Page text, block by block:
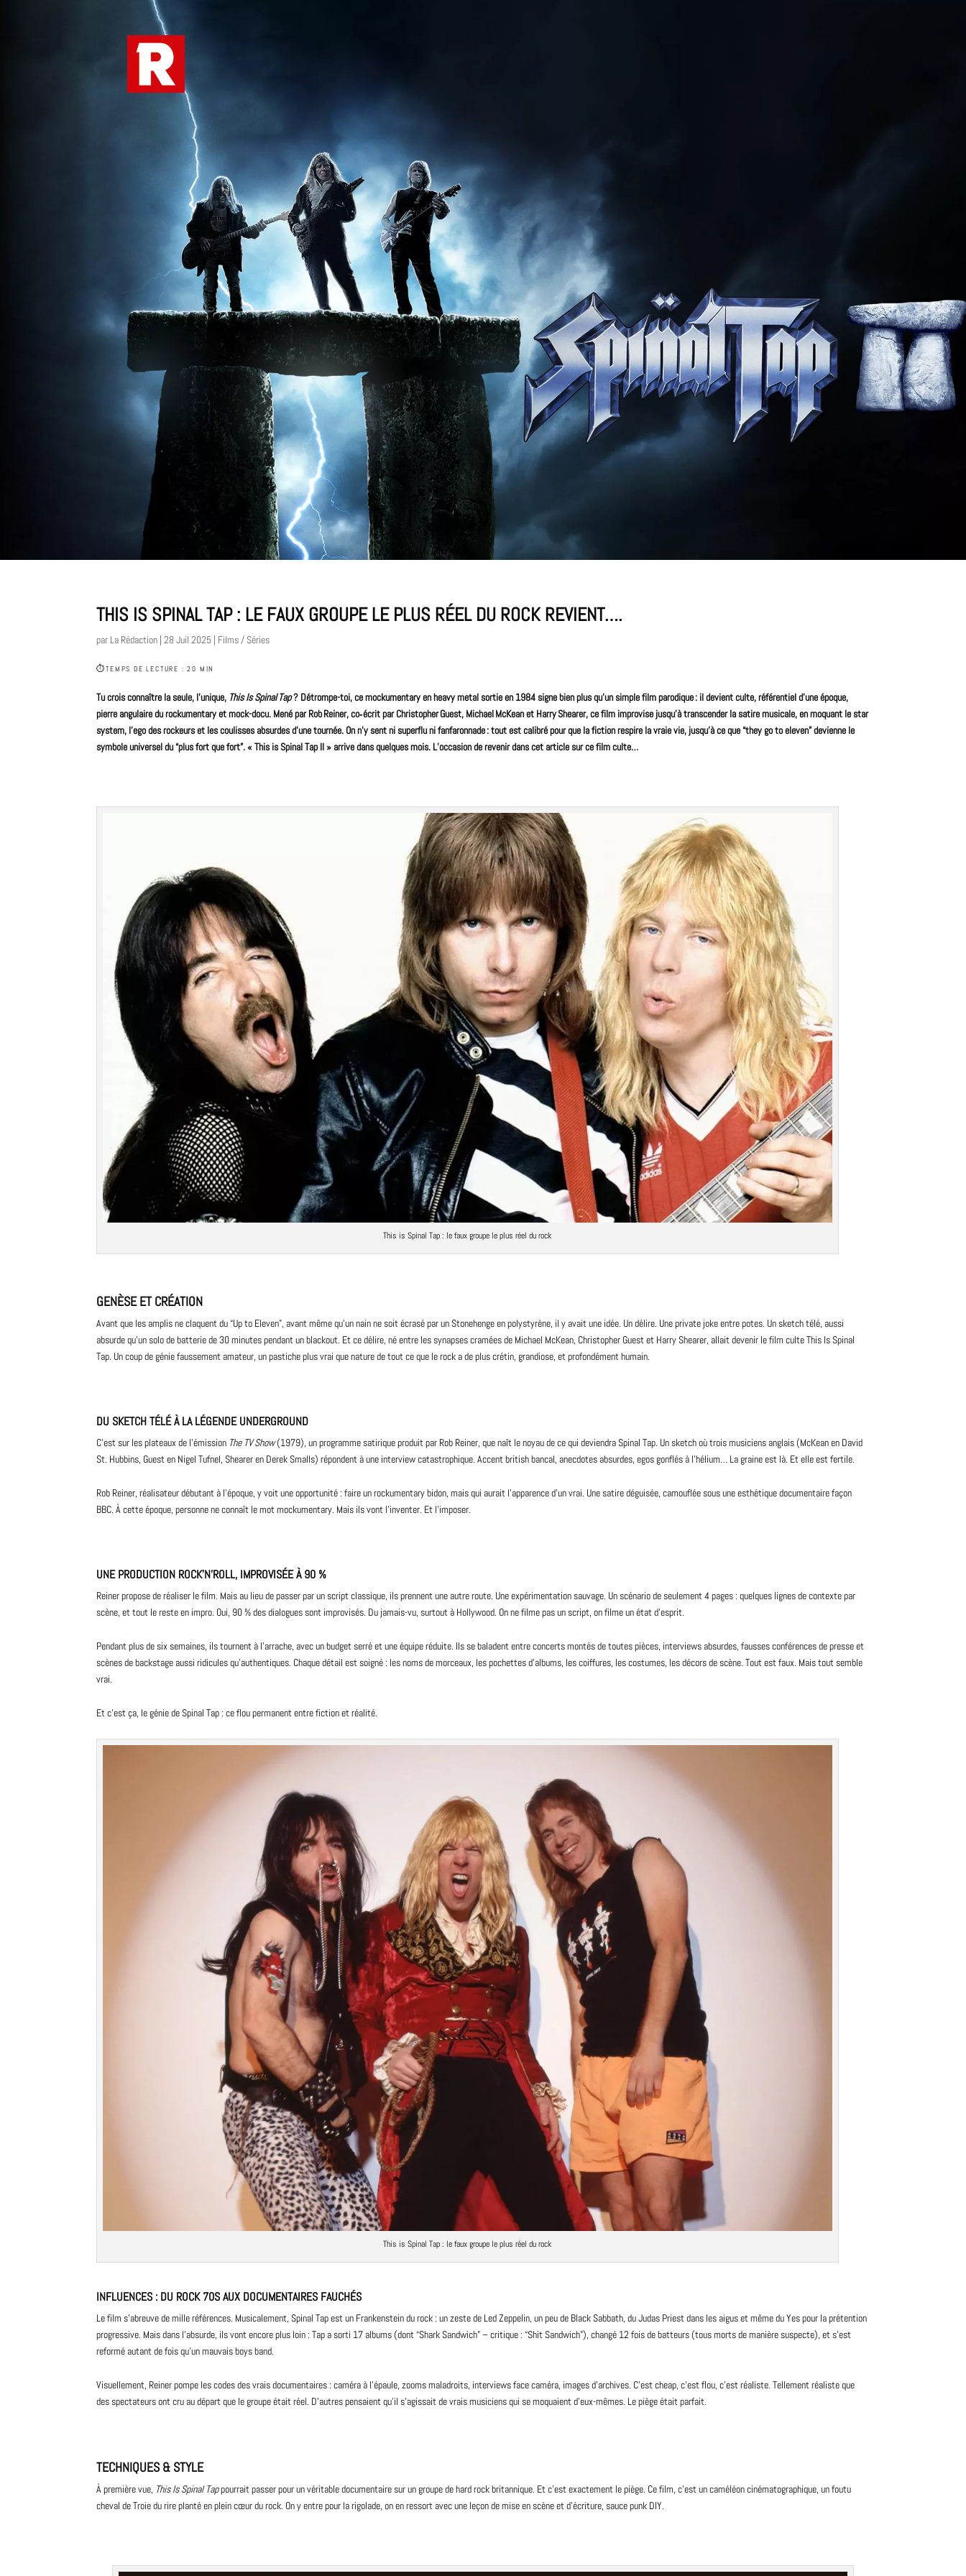
THIS IS SPINAL TAP : LE FAUX GROUPE LE PLUS RÉEL DU ROCK REVIENT….
par La Rédaction |28 Juil 2025 | Films / Séries
⏱TEMPS DE LECTURE : 20 MIN
Tu crois connaître la seule, l’unique, This Is Spinal Tap? Détrompe-toi, ce mockumentary enheavy metalsortie en 1984 signe bien plus qu’un simplefilmparodique : ildevient culte, référentiel d’une époque,
pierre angulaire du rockumentary et mock-docu. Mené par Rob Reiner, co‑écrit par Christopher Guest, Michael McKean et Harry Shearer, cefilm improvise jusqu’à transcender la satire musicale, en moquant le star
system, l’ego des rockeurs et les coulisses absurdes d’une tournée. On n’y sent ni superflu ni fanfaronnade : tout est calibré pour que la fiction respire la vraie vie, jusqu’à ce que “they go to eleven” devienne le
symbole universel du “plus fort que fort”.« This is Spinal Tap II » arrive dans quelques mois. L’occasion de revenir dans cet article sur ce film culte…
This is Spinal Tap : le fauxgroupe le plus réel durock
GENÈSE ET CRÉATION
Avant que les amplis ne claquent du “Up to Eleven”, avant même qu’un nain ne soit écrasé par un Stonehenge en polystyrène, il y avait une idée. Un délire. Une private jokeentre potes. Un sketch télé, aussi
absurde qu’un solo de batterie de 30 minutes pendant un blackout. Et ce délire, né entre les synapses cramées de Michael McKean, Christopher Guest et Harry Shearer, allait devenir le filmculteThis Is Spinal
Tap. Un coup de génie faussement amateur, un pastiche plus vrai que nature de tout ce que le rock a de plus crétin, grandiose, et profondément humain.
DU SKETCH TÉLÉ À LA LÉGENDE UNDERGROUND
C’est sur les plateaux de l’émission The TV Show(1979), un programme satirique produit par Rob Reiner, que naît le noyau de ce qui deviendra Spinal Tap. Un sketch où trois musiciens anglais(McKean en David
St. Hubbins, Guest en Nigel Tufnel, Shearer en Derek Smalls) répondent à une interviewcatastrophique. Accent british bancal, anecdotes absurdes, egos gonflés à l’hélium… La graine est là. Et elle est fertile.
Rob Reiner,réalisateurdébutant à l’époque, y voit une opportunité : faire un rockumentary bidon, mais qui aurait l’apparence d’un vrai. Une satire déguisée, camouflée sous une esthétiquedocumentairefaçon
BBC. À cette époque, personne ne connaît le mot mockumentary. Mais ils vont l’inventer. Et l’imposer.
UNE PRODUCTION ROCK’N’ROLL, IMPROVISÉE À 90 %
Reiner propose de réaliser le film. Mais au lieu de passer par un script classique, ils prennent une autre route. Uneexpérimentation sauvage. Un scénario de seulement 4 pages : quelques lignes de contexte par
scène, et tout le reste en impro. Oui, 90 % des dialogues sont improvisés. Du jamais-vu, surtout à Hollywood. On ne filme pas un script, on filme un état d’esprit.
Pendant plus de six semaines, ils tournent à l’arrache, avec un budget serré et une équipe réduite. Ils se baladent entreconcertsmontés de toutes pièces, interviews absurdes, fausses conférences depresseet
scènes debackstage aussi ridicules qu’authentiques. Chaque détail est soigné : les noms de morceaux, les pochettes d’albums, les coiffures, les costumes, les décors de scène. Tout est faux. Mais tout semble
vrai.
Et c’est ça, le génie de Spinal Tap : ce flou permanent entre fiction et réalité.
This is Spinal Tap : le faux groupe le plus réel du rock
INFLUENCES : DU ROCK 70S AUX DOCUMENTAIRES FAUCHÉS
Le film s’abreuve de mille références. Musicalement, Spinal Tap est un Frankenstein du rock : un zeste de Led Zeppelin, un peu de Black Sabbath, du Judas Priest dans les aigus et même du Yes pour la prétention
progressive. Mais dans l’absurde, ils vont encore plus loin : Tap a sorti 17 albums(dont “Shark Sandwich” – critique : “Shit Sandwich”), changé 12 fois de batteurs (tous morts de manière suspecte), et s’est
reformé autant de fois qu’un mauvais boys band.
Visuellement, Reiner pompe les codes des vrais documentaires : caméra à l’épaule, zooms maladroits, interviews face caméra, images d’archives. C’est cheap, c’est flou, c’est réaliste. Tellement réaliste que
des spectateurs ont cru au départ que le groupe était réel. D’autres pensaient qu’il s’agissait de vrais musiciens qui se moquaient d’eux-mêmes. Le piège était parfait.
TECHNIQUES & STYLE
À première vue, This Is Spinal Tappourrait passer pour un véritable documentaire sur un groupe de hard rock britannique. Et c’est exactement le piège. Ce film, c’est un caméléon cinématographique, un foutu
cheval de Troie du rire planté en plein cœur du rock. On y entre pour la rigolade, on en ressort avec une leçon de mise en scène et d’écriture, saucepunk DIY.